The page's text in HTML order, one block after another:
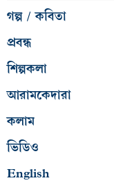
গল্প / কবিতা
প্রবন্ধ
শিল্পকলা
আরামকেদারা
কলাম
ভিডিও
English